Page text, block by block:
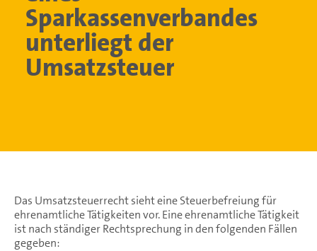
Sparkassenverbandes
unterliegt der
Umsatzsteuer
Das Umsatzsteuerrecht sieht eine Steuerbefreiung für
ehrenamtliche Tätigkeiten vor. Eine ehrenamtliche Tätigkeit
ist nach ständiger Rechtsprechung in den folgenden Fällen
gegeben: